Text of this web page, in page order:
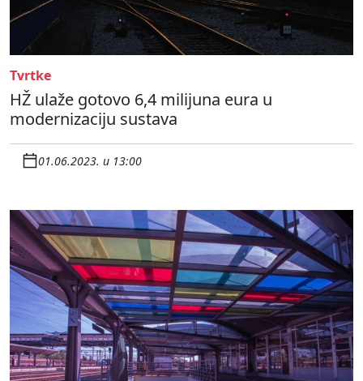
Tvrtke
HŽ ulaže gotovo 6,4 milijuna eura u
modernizaciju sustava
01.06.2023. u 13:00